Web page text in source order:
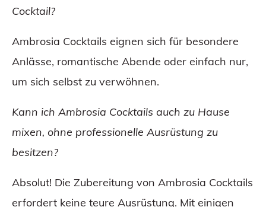
Cocktail?
Ambrosia Cocktails eignen sich für besondere
Anlässe, romantische Abende oder einfach nur,
um sich selbst zu verwöhnen.
Kann ich Ambrosia Cocktails auch zu Hause
mixen, ohne professionelle Ausrüstung zu
besitzen?
Absolut! Die Zubereitung von Ambrosia Cocktails
erfordert keine teure Ausrüstung. Mit einigen